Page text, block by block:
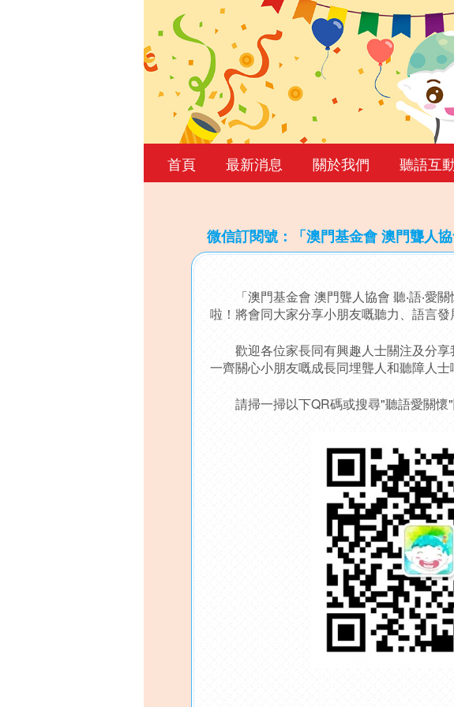
首頁 最新消息 關於我們 聽語互
微信訂閱號：「澳門基金會 澳門聾人協
top
「澳門基金會 澳門聾人協會 聽‧語‧愛關
啦！將會同大家分享小朋友嘅聽力、語言發
歡迎各位家長同有興趣人士關注及分享
一齊關心小朋友嘅成長同埋聾人和聽障人士
請掃一掃以下QR碼或搜尋"聽語愛關懷"